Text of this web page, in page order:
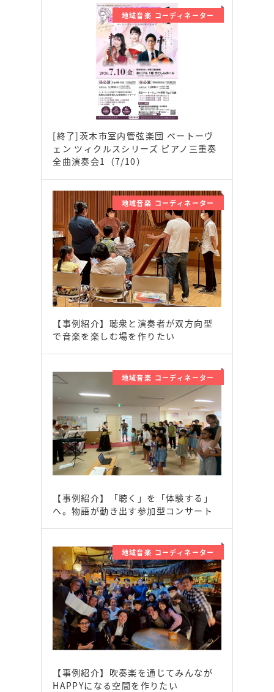
地域音楽 コーディネーター
[終了]茨木市室内管弦楽団 ベートーヴ
ェン ツィクルスシリーズ ピアノ三重奏
全曲演奏会1（7/10）
地域音楽 コーディネーター
【事例紹介】聴衆と演奏者が双方向型
で音楽を楽しむ場を作りたい
地域音楽 コーディネーター
【事例紹介】「聴く」を「体験する」
へ。物語が動き出す参加型コンサート
地域音楽 コーディネーター
【事例紹介】吹奏楽を通じてみんなが
HAPPYになる空間を作りたい